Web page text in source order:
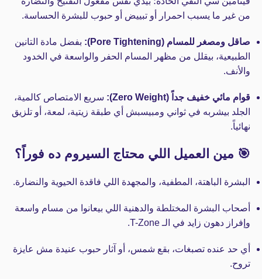
من غير ما يسبب احمرار أو تبييض أو حبوب للبشرة الحساسة.
صاقل ومصغر للمسام (Pore Tightening):
بفضل مادة التانين
الطبيعية، بيقلل من مظهر المسام الحفر والواسعة في الخدود
والأنف.
قوام مائي خفيف جداً (Zero Weight):
سريع الامتصاص كالمية،
الجلد بيشربه في ثواني ومبيسبش أي طبقة زيتية، لمعة، أو تلزيق
نهائياً.
🎯 مين العميل اللي محتاج السيروم ده فوراً؟
البشرة الباهتة، المطفية، والمجهدة اللي فاقدة الحيوية والنضارة.
أصحاب البشرة المختلطة والدهنية اللي بيعانوا من مسام واسعة
وإفراز دهون زايد في الـ T-Zone.
أي حد عنده تصبغات، بقع شمس، أو آثار حبوب عنيدة مش عايزة
تروح.